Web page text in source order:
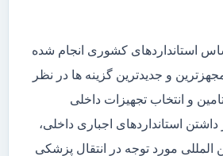
استانداردهای کشوری انجام شده
و جدیدترین گزینه ها در نظر
و انتخاب تجهیزات داخلی
داشتن استانداردهای اجباری داخلی،
المللی مورد توجه در انتقال پزشکی